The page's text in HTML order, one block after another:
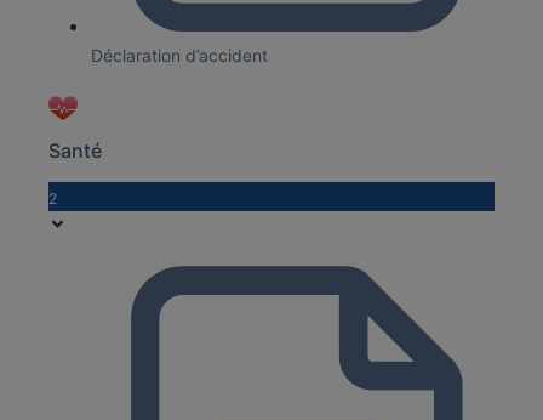
Déclaration d’accident
Santé
2